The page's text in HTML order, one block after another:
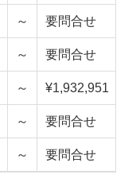
～ 要問合せ
～ 要問合せ
～ ¥1,932,951
～ 要問合せ
～ 要問合せ